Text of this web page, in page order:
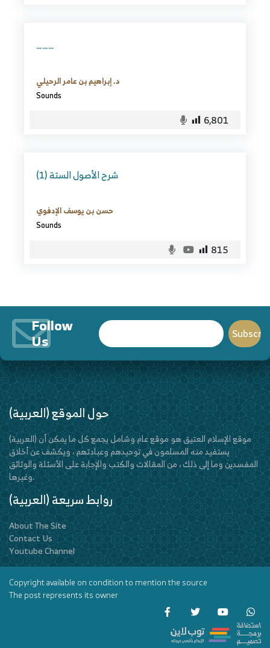
………
د. إبراهيم بن عامر الرحيلي
Sounds
6,801
شرح الأصول الستة (1)
حسن بن يوسف الإدفوي
Sounds
815
Follow
Us
(العربية) حول الموقع
(العربية) موقع الإسلام العتيق هو موقع عام وشامل يجمع كل ما يمكن أن
يستفيد منه المسلمون في توحيدهم وعبادتهم ، ويكشف عن أخلاق
المفسدين وما إلى ذلك ، من المقالات والكتب والإجابة على الأسئلة والوثائق
وغيرها.
(العربية) روابط سريعة
About The Site
Contact Us
Youtube Channel
Copyright available on condition to mention the source
The post represents its owner